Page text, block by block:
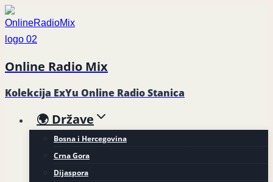
Skip
to
content
Online Radio Mix
Kolekcija ExYu Online Radio Stanica
🌍 Države
Bosna i Hercegovina
Crna Gora
Dijaspora